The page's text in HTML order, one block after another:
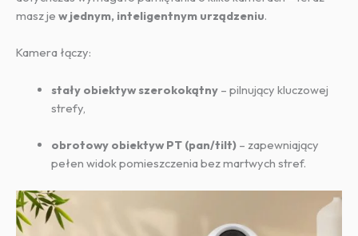
masz je w jednym, inteligentnym urządzeniu.
Kamera łączy:
stały obiektyw szerokokątny– pilnujący kluczowej
strefy,
obrotowy obiektyw PT (pan/tilt)– zapewniający
pełen widok pomieszczenia bez martwych stref.